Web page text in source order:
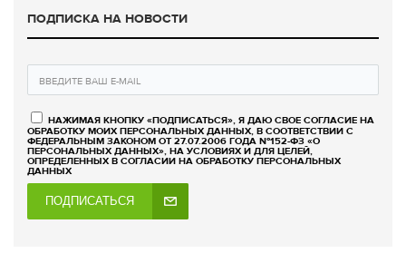
ПОДПИСКА НА НОВОСТИ
НАЖИМАЯ КНОПКУ «ПОДПИСАТЬСЯ», Я ДАЮ СВОЕ СОГЛАСИЕ НА
ОБРАБОТКУ МОИХ ПЕРСОНАЛЬНЫХ ДАННЫХ, В СООТВЕТСТВИИ С
ФЕДЕРАЛЬНЫМ ЗАКОНОМ ОТ 27.07.2006 ГОДА №152-ФЗ «О
ПЕРСОНАЛЬНЫХ ДАННЫХ», НА УСЛОВИЯХ И ДЛЯ ЦЕЛЕЙ,
ОПРЕДЕЛЕННЫХ В СОГЛАСИИ НА ОБРАБОТКУ ПЕРСОНАЛЬНЫХ
ДАННЫХ
ПОДПИСАТЬСЯ